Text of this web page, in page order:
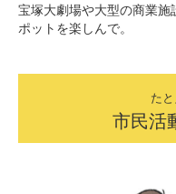
宝塚大劇場や大型の商業施
ポットを楽しんで。
た
市民活